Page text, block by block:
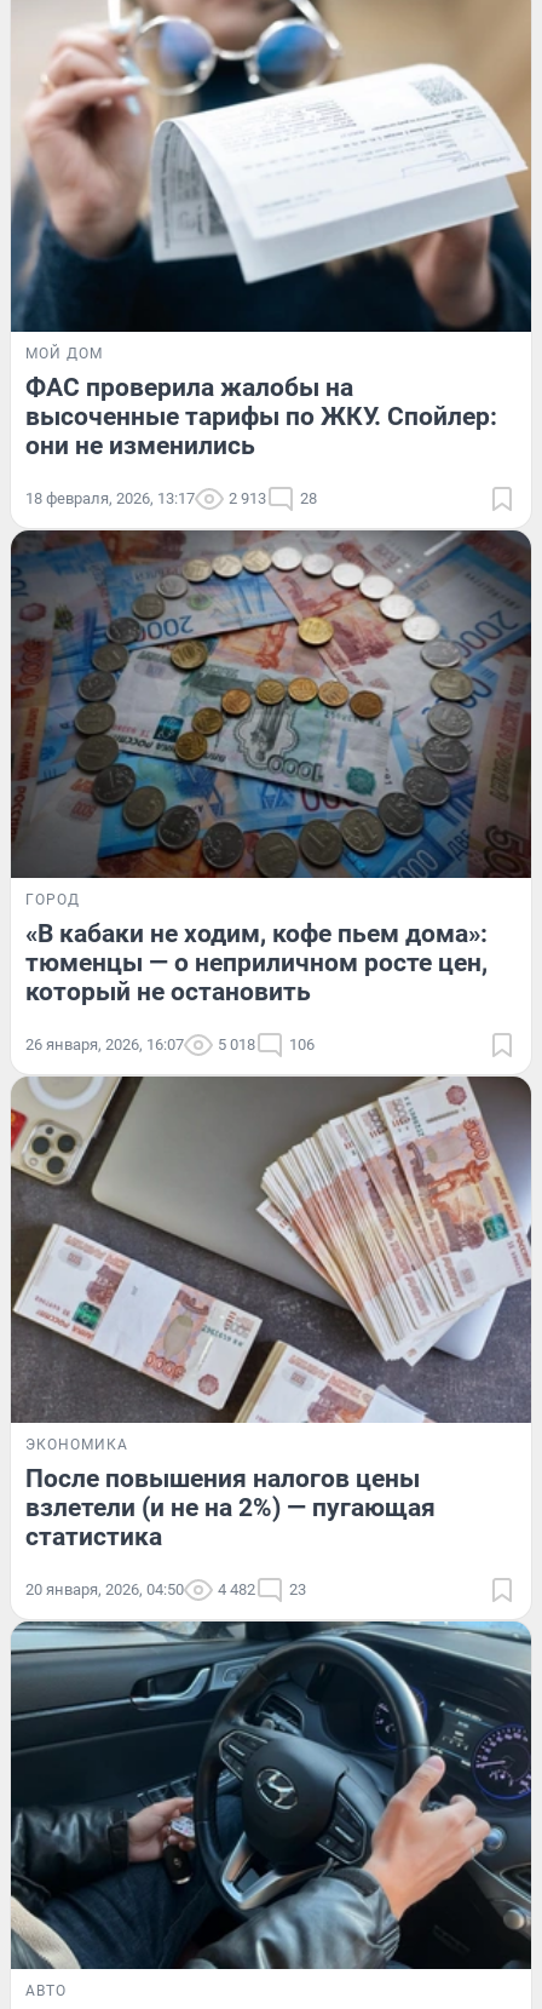
МОЙ ДОМ
ФАС проверила жалобы на
высоченные тарифы по ЖКУ. Спойлер:
они не изменились
18 февраля, 2026, 13:17 2 913 28
ГОРОД
«В кабаки не ходим, кофе пьем дома»:
тюменцы — о неприличном росте цен,
который не остановить
26 января, 2026, 16:07 5 018 106
ЭКОНОМИКА
После повышения налогов цены
взлетели (и не на 2%) — пугающая
статистика
20 января, 2026, 04:50 4 482 23
АВТО